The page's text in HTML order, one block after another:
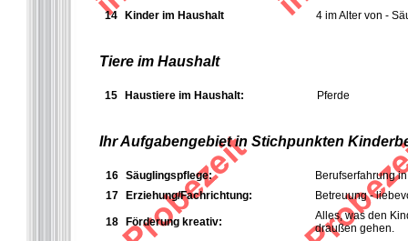
14 Kinder im Haushalt 4 im Alter von -
Tiere im Haushalt
15 Haustiere im Haushalt: Pferde
Ihr Aufgabengebiet in Stichpunkten
16 Säuglingspflege:
Berufserfahrung
17
Erziehung/Fachrichtung: Betreuung -
18 Förderung kreativ:
Alles, was den
draußen gehen.